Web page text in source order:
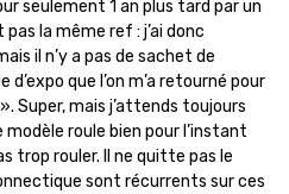
seulement 1 an plus tard par un
la même ref : j’ai donc
il n’y a pas de sachet de
que l’on m’a retourné pour
Super, mais j’attends toujours
roule bien pour l’instant
trop rouler. Il ne quitte pas le
sont récurrents sur ces